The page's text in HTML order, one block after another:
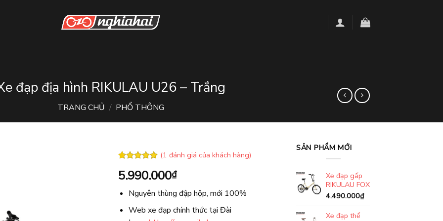
đạp địa hình RIKULAU U26 – Trắng
TRANG CHỦ / PHỔ THÔNG
dựa trên
đánh giá
(1 đánh giá của khách hàng)
5.990.000₫
Nguyên thùng đập hộp, mới 100%
Web xe đạp chính thức tại Đài
SẢN PHẨM MỚI
Xe đạp gấp
RIKULAU FOX
4.490.000₫
Xe đạp thể